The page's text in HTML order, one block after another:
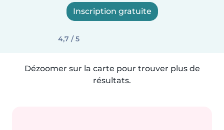
Inscription gratuite
4,7 / 5
Dézoomer sur la carte pour trouver plus de
résultats.